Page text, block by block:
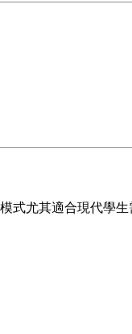
式尤其適合現代學